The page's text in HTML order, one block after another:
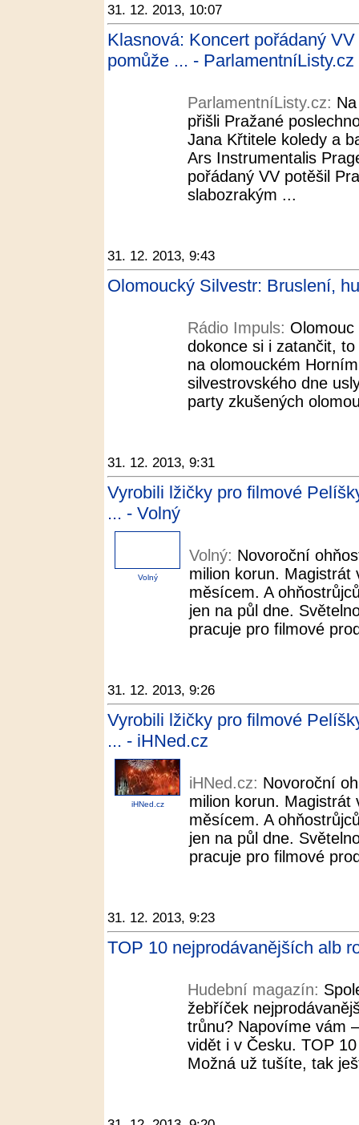
31. 12. 2013, 10:07
Klasnová: Koncert pořádaný
pomůže ... - ParlamentníListy.cz
ParlamentníListy.cz:
přišli Pražané
Jana Křtitele koledy a
Ars Instrumentalis
pořádaný VV potěšil
slabozrakým ...
31. 12. 2013, 9:43
Olomoucký Silvestr: Bruslení,
Rádio Impuls:
dokonce si i zatančit,
na olomouckém
silvestrovského dne
party zkušených
31. 12. 2013, 9:31
Vyrobili lžičky pro filmové
... - Volný
Volný
Volný: Novoroční
milion korun. Magistrát
měsícem. A
jen na půl dne.
pracuje pro filmové
31. 12. 2013, 9:26
Vyrobili lžičky pro filmové
... - iHNed.cz
iHNed.cz
iHNed.cz: Novoroční
milion korun. Magistrát
měsícem. A
jen na půl dne.
pracuje pro filmové
31. 12. 2013, 9:23
TOP 10 nejprodávanějších alb
Hudební magazín:
žebříček
trůnu? Napovíme vám
vidět i v Česku. TOP
Možná už tušíte, tak